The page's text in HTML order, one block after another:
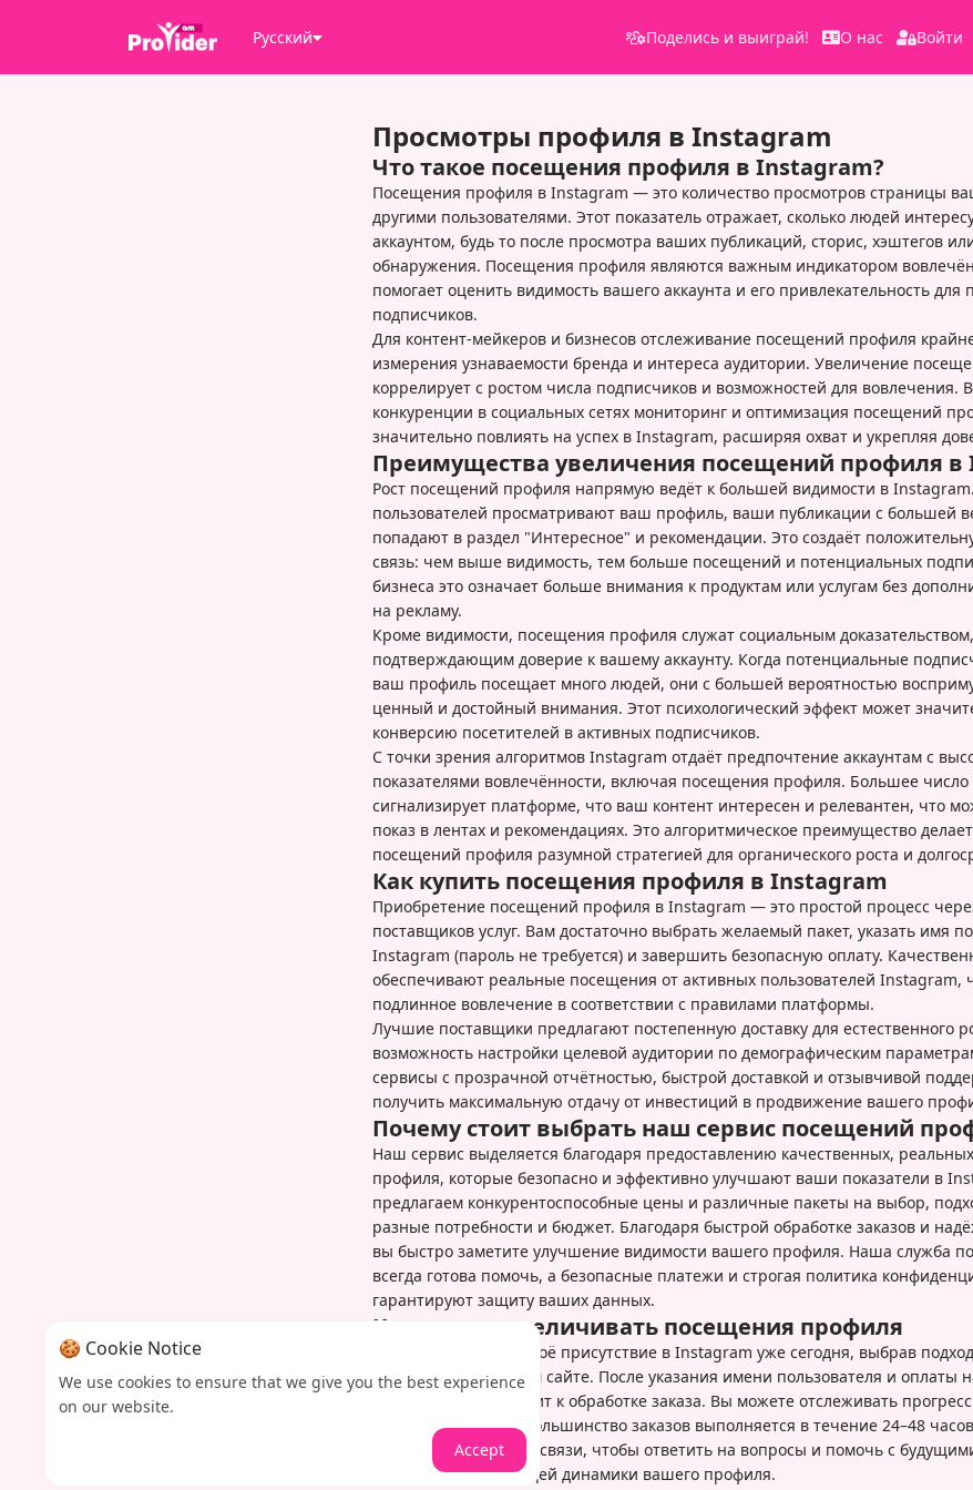
Русский Поделись и выиграй! О нас Войти
Просмотры профиля в Instagram
Что такое посещения профиля в Instagram?
Посещения профиля в Instagram — это количество просмотров страницы
другими пользователями. Этот показатель отражает, сколько людей
аккаунтом, будь то после просмотра ваших публикаций, сторис, хэштегов
обнаружения. Посещения профиля являются важным индикатором
помогает оценить видимость вашего аккаунта и его привлекательность для
подписчиков.
Для контент-мейкеров и бизнесов отслеживание посещений профиля
измерения узнаваемости бренда и интереса аудитории. Увеличение
коррелирует с ростом числа подписчиков и возможностей для вовлечения.
конкуренции в социальных сетях мониторинг и оптимизация посещений
значительно повлиять на успех в Instagram, расширяя охват и укрепляя
Преимущества увеличения посещений профиля в
Рост посещений профиля напрямую ведёт к большей видимости в
пользователей просматривают ваш профиль, ваши публикации с большей
попадают в раздел "Интересное" и рекомендации. Это создаёт
связь: чем выше видимость, тем больше посещений и потенциальных
бизнеса это означает больше внимания к продуктам или услугам без
на рекламу.
Кроме видимости, посещения профиля служат социальным доказательством,
подтверждающим доверие к вашему аккаунту. Когда потенциальные
ваш профиль посещает много людей, они с большей вероятностью
ценный и достойный внимания. Этот психологический эффект может
конверсию посетителей в активных подписчиков.
С точки зрения алгоритмов Instagram отдаёт предпочтение аккаунтам с
показателями вовлечённости, включая посещения профиля. Большее
сигнализирует платформе, что ваш контент интересен и релевантен, что
показ в лентах и рекомендациях. Это алгоритмическое преимущество
посещений профиля разумной стратегией для органического роста и
Как купить посещения профиля в Instagram
Приобретение посещений профиля в Instagram — это простой процесс
поставщиков услуг. Вам достаточно выбрать желаемый пакет, указать имя
Instagram (пароль не требуется) и завершить безопасную оплату.
обеспечивают реальные посещения от активных пользователей Instagram,
подлинное вовлечение в соответствии с правилами платформы.
Лучшие поставщики предлагают постепенную доставку для естественного
возможность настройки целевой аудитории по демографическим
сервисы с прозрачной отчётностью, быстрой доставкой и отзывчивой
получить максимальную отдачу от инвестиций в продвижение вашего
Почему стоит выбрать наш сервис посещений
Наш сервис выделяется благодаря предоставлению качественных,
профиля, которые безопасно и эффективно улучшают ваши показатели в
предлагаем конкурентоспособные цены и различные пакеты на выбор,
разные потребности и бюджет. Благодаря быстрой обработке заказов и
вы быстро заметите улучшение видимости вашего профиля. Наша служба
всегда готова помочь, а безопасные платежи и строгая политика
гарантируют защиту ваших данных.
Как начать увеличивать посещения профиля
Начните улучшать своё присутствие в Instagram уже сегодня, выбрав
посещений на нашем сайте. После указания имени пользователя и оплаты
немедленно приступит к обработке заказа. Вы можете отслеживать
личный кабинет — большинство заказов выполняется в течение 24–48
поддержки всегда на связи, чтобы ответить на вопросы и помочь с
поддержания растущей динамики вашего профиля.
🍪 Cookie Notice
We use cookies to ensure that we give you the best experience
on our website.
Accept